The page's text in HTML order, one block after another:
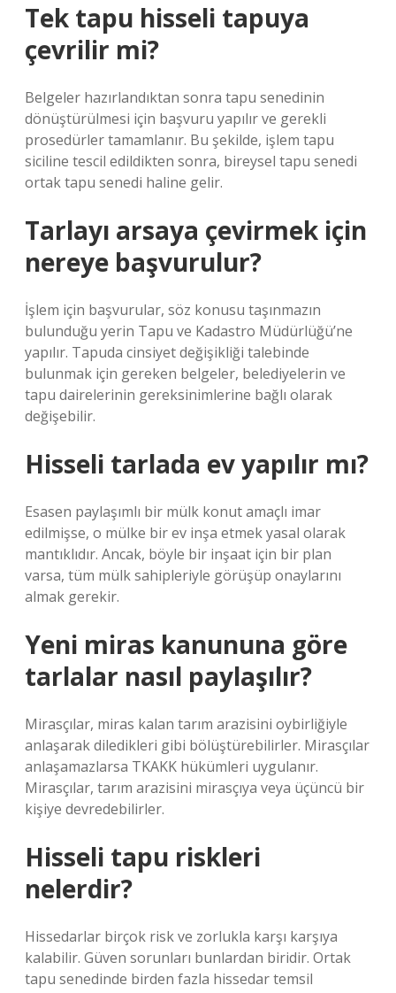
Tek tapu hisseli tapuya
çevrilir mi?
Belgeler hazırlandıktan sonra tapu senedinin
dönüştürülmesi için başvuru yapılır ve gerekli
prosedürler tamamlanır. Bu şekilde, işlem tapu
siciline tescil edildikten sonra, bireysel tapu senedi
ortak tapu senedi haline gelir.
Tarlayı arsaya çevirmek için
nereye başvurulur?
İşlem için başvurular, söz konusu taşınmazın
bulunduğu yerin Tapu ve Kadastro Müdürlüğü’ne
yapılır. Tapuda cinsiyet değişikliği talebinde
bulunmak için gereken belgeler, belediyelerin ve
tapu dairelerinin gereksinimlerine bağlı olarak
değişebilir.
Hisseli tarlada ev yapılır mı?
Esasen paylaşımlı bir mülk konut amaçlı imar
edilmişse, o mülke bir ev inşa etmek yasal olarak
mantıklıdır. Ancak, böyle bir inşaat için bir plan
varsa, tüm mülk sahipleriyle görüşüp onaylarını
almak gerekir.
Yeni miras kanununa göre
tarlalar nasıl paylaşılır?
Mirasçılar, miras kalan tarım arazisini oybirliğiyle
anlaşarak diledikleri gibi bölüştürebilirler. Mirasçılar
anlaşamazlarsa TKAKK hükümleri uygulanır.
Mirasçılar, tarım arazisini mirasçıya veya üçüncü bir
kişiye devredebilirler.
Hisseli tapu riskleri
nelerdir?
Hissedarlar birçok risk ve zorlukla karşı karşıya
kalabilir. Güven sorunları bunlardan biridir. Ortak
tapu senedinde birden fazla hissedar temsil